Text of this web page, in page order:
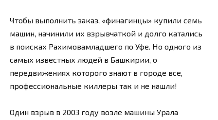
Чтобы выполнить заказ, «финагинцы» купили семь
машин, начинили их взрывчаткой и долго катались
в поисках Рахимовамладшего по Уфе. Но одного из
самых известных людей в Башкирии, о
передвижениях которого знают в городе все,
профессиональные киллеры так и не нашли!
Один взрыв в 2003 году возле машины Урала